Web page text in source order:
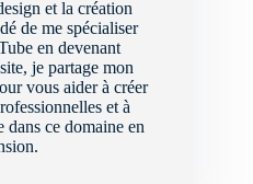
et la création
de me spécialiser
en devenant
je partage mon
vous aider à créer
et à
dans ce domaine en